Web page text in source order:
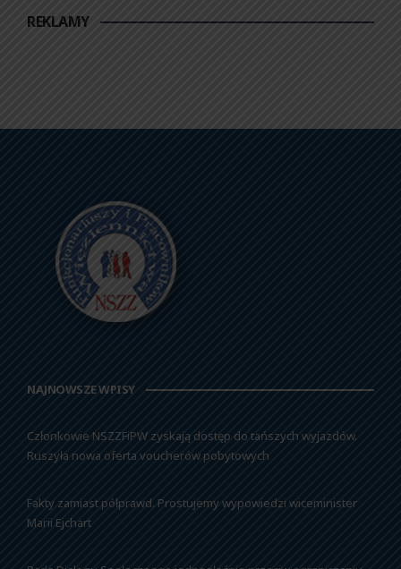
REKLAMY
NAJNOWSZE WPISY
Członkowie NSZZFiPW zyskają dostęp do tańszych wyjazdów.
Ruszyła nowa oferta voucherów pobytowych
Fakty zamiast półprawd. Prostujemy wypowiedzi wiceminister
Marii Ejchart